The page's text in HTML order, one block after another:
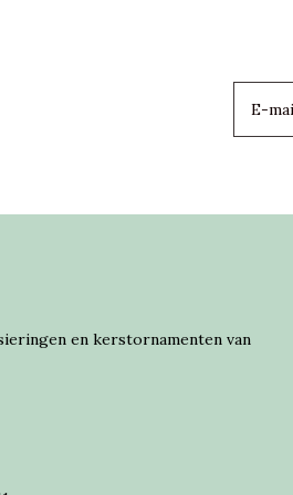
en kerstornamenten van